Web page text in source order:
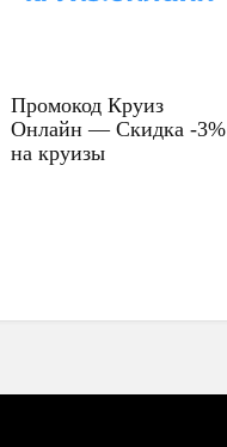
Промокод Круиз
Онлайн — Скидка -3%
на круизы